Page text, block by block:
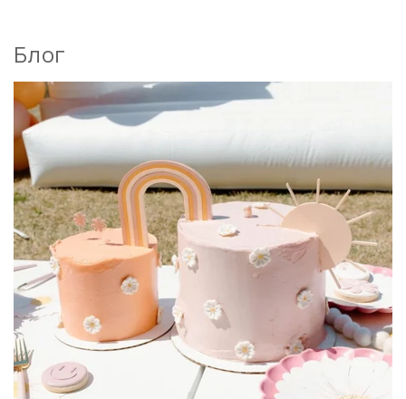
Блог